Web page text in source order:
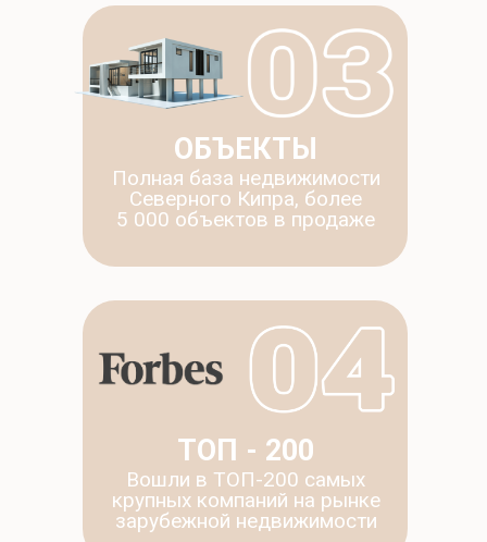
Полная база недвижимости
Северного Кипра, более
5 000 объектов в продаже
ОБЪЕКТЫ
Вошли в ТОП-200 самых
крупных компаний на рынке
зарубежной недвижимости
ТОП - 200